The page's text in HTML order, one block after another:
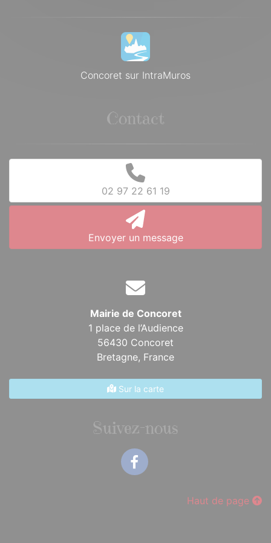
Concoret sur IntraMuros
Contact
02 97 22 61 19
Envoyer un message
Mairie de Concoret
1 place de l’Audience
56430 Concoret
Bretagne, France
Sur la carte
Suivez-nous
Haut de page